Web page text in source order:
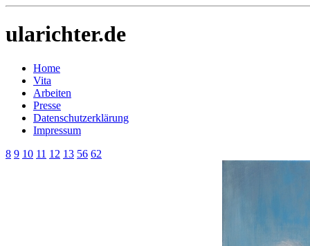
ularichter.de
Home
Vita
Arbeiten
Presse
Datenschutzerklärung
Impressum
8 9 10 11 12 13 56 62